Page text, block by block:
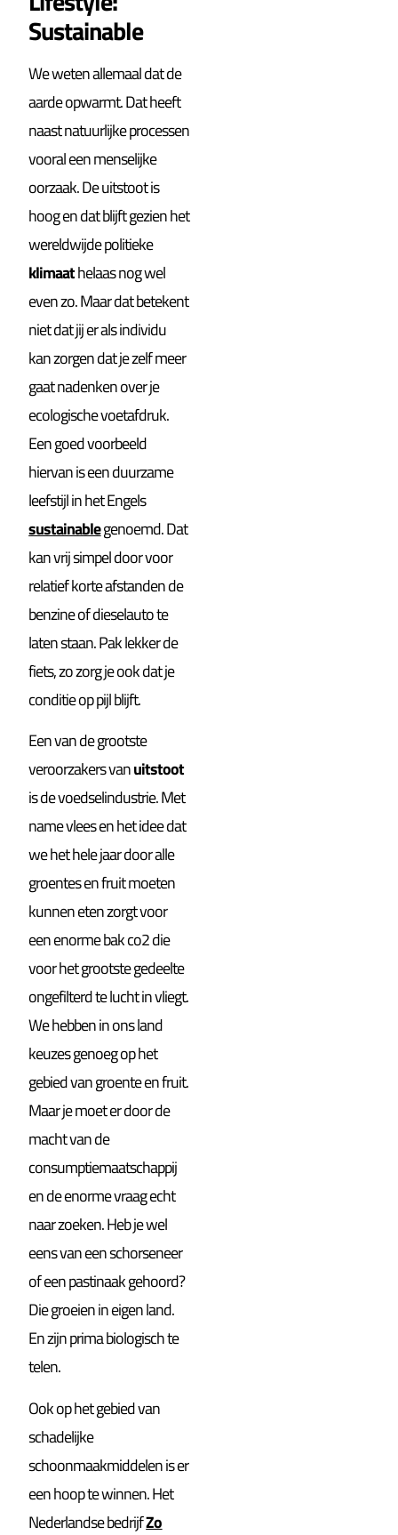
Sustainable
We weten allemaal dat de
aarde opwarmt. Dat heeft
naast natuurlijke processen
vooral een menselijke
oorzaak. De uitstoot is
hoog en dat blijft gezien het
wereldwijde politieke
klimaathelaas nog wel
even zo. Maar dat betekent
niet dat jij er als individu
kan zorgen dat je zelf meer
gaat nadenken over je
ecologische voetafdruk.
Een goed voorbeeld
hiervan is een duurzame
leefstijl in het Engels
sustainablegenoemd. Dat
kan vrij simpel door voor
relatief korte afstanden de
benzine of dieselauto te
laten staan. Pak lekker de
fiets, zo zorg je ook dat je
conditie op pijl blijft.
Een van de grootste
veroorzakers vanuitstoot
is de voedselindustrie. Met
name vlees en het idee dat
we het hele jaar door alle
groentes en fruit moeten
kunnen eten zorgt voor
een enorme bak co2 die
voor het grootste gedeelte
ongefilterd te lucht in vliegt.
We hebben in ons land
keuzes genoeg op het
gebied van groente en fruit.
Maar je moet er door de
macht van de
consumptiemaatschappij
en de enorme vraag echt
naar zoeken. Heb je wel
eens van een schorseneer
of een pastinaak gehoord?
Die groeien in eigen land.
En zijn prima biologisch te
telen.
Ook op het gebied van
schadelijke
schoonmaakmiddelen is er
een hoop te winnen. Het
Nederlandse bedrijfZo